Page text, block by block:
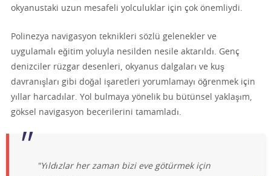
okyanustaki uzun mesafeli yolculuklar için çok önemliydi.
Polinezya navigasyon teknikleri sözlü gelenekler ve
uygulamalı eğitim yoluyla nesilden nesile aktarıldı. Genç
denizciler rüzgar desenleri, okyanus dalgaları ve kuş
davranışları gibi doğal işaretleri yorumlamayı öğrenmek için
yıllar harcadılar. Yol bulmaya yönelik bu bütünsel yaklaşım,
göksel navigasyon becerilerini tamamladı.
"Yıldızlar her zaman bizi eve götürmek için